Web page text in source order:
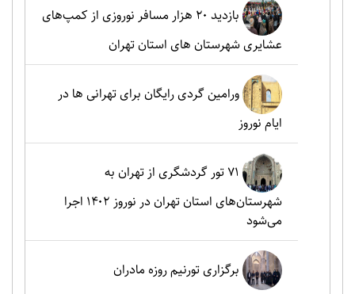
بازدید ۲۰ هزار مسافر نوروزی از کمپ‌های
عشایری شهرستان های استان تهران
ورامین گردی رایگان برای تهرانی ها در
ایام نوروز
۷۱ تور گردشگری از تهران به
شهرستان‌های استان تهران در نوروز ۱۴۰۲ اجرا
می‌شود
برگزاری تورنیم روزه مادران